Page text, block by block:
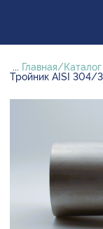
... Главная
Тройник AISI 304/